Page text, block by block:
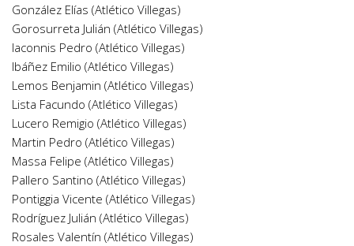
González Elías (Atlético Villegas)
Gorosurreta Julián (Atlético Villegas)
Iaconnis Pedro (Atlético Villegas)
Ibáñez Emilio (Atlético Villegas)
Lemos Benjamin (Atlético Villegas)
⁠Lista Facundo (Atlético Villegas)
Lucero Remigio (Atlético Villegas)
Martin Pedro (Atlético Villegas)
Massa Felipe (Atlético Villegas)
Pallero Santino (Atlético Villegas)
Pontiggia Vicente (Atlético Villegas)
Rodríguez Julián (Atlético Villegas)
Rosales Valentín (Atlético Villegas)